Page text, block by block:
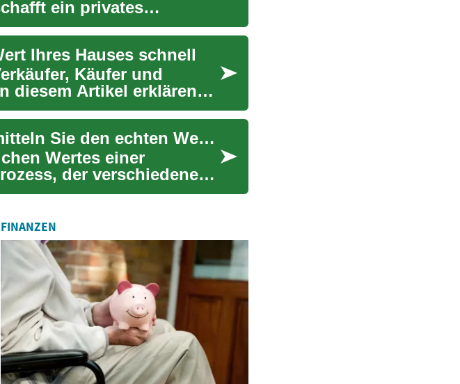
ein privates
Ihres Hauses schnell
Käufer und
diesem Artikel erklären
Immobilienbewertung: So ermitteln Sie den echten Wert Ihrer Immobilie
Wertes einer
der verschiedene
FINANZEN